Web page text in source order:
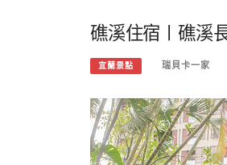
礁溪住宿〡礁溪
宜蘭景點 瑞貝卡一家